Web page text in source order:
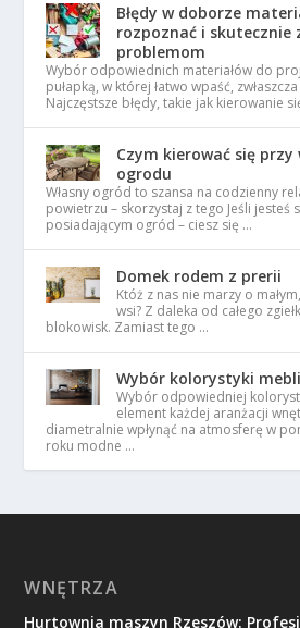
Błędy w doborze
rozpoznać i skutecznie
problemom
Wybór odpowiednich materiałów do
pułapką, w której łatwo wpaść,
Najczęstsze błędy, takie jak kierowanie
Czym kierować się
ogrodu
Własny ogród to szansa na codzienny
powietrzu – skorzystaj z tego Jeśli jesteś
posiadającym ogród – ciesz się …
Domek rodem z prerii
Któż z nas nie marzy o
wsi? Z daleka od całego
blokowisk. Zamiast tego …
Wybór kolorystyki
Wybór odpowiedniej
element każdej aranżacji
diametralnie wpłynąć na atmosferę w
roku modne …
WNĘTRZA
Hurtownia maszyn Rzeszów: